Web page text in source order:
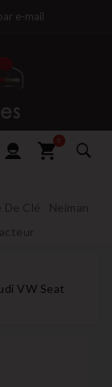
e-mail
0
De Clé
Neiman
VW Seat